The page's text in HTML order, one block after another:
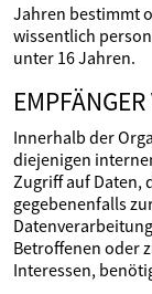
Jahren bestimmt
wissentlich
unter 16 Jahren.
Innerhalb der
diejenigen
Zugriff auf Daten,
gegebenenfalls
Betroffenen oder
Interessen,